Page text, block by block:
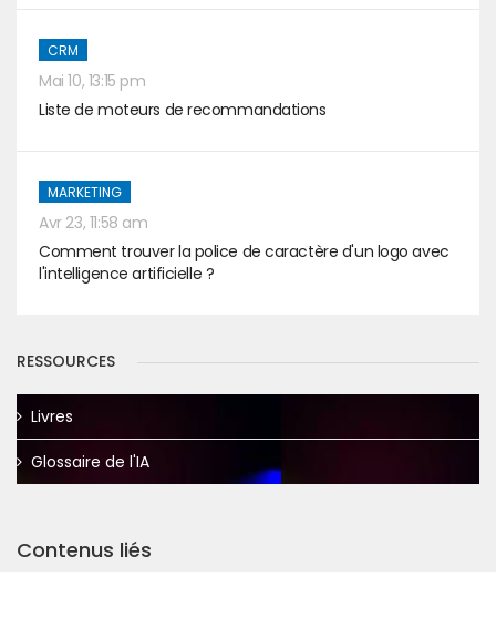
CRM
Mai 10, 13:15 pm
Liste de moteurs de recommandations
MARKETING
Avr 23, 11:58 am
Comment trouver la police de caractère d'un logo avec
l'intelligence artificielle ?
RESSOURCES
Livres
Glossaire de l'IA
Contenus liés